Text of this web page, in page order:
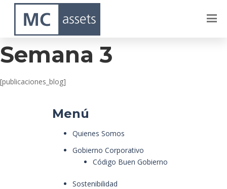
Dublin – Agosto –
Semana 3
[publicaciones_blog]
Menú
Quienes Somos
Gobierno Corporativo
Código Buen Gobierno
Sostenibilidad